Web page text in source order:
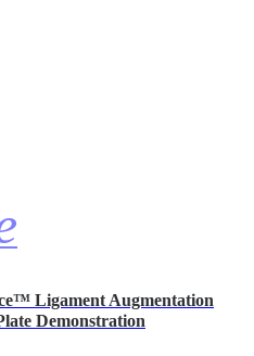
Ligament Augmentation
Demonstration